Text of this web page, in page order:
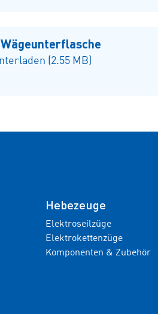
(2.55 MB)
Hebezeuge
Elektroseilzüge
Elektrokettenzüge
Komponenten & Zubehör